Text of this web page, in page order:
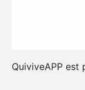
QuiviveAPP est